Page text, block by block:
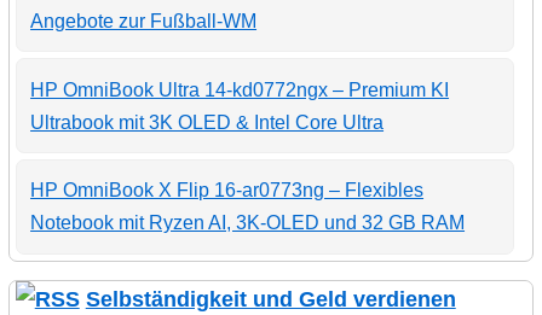
Angebote zur Fußball-WM
HP OmniBook Ultra 14-kd0772ngx – Premium KI
Ultrabook mit 3K OLED & Intel Core Ultra
HP OmniBook X Flip 16-ar0773ng – Flexibles
Notebook mit Ryzen AI, 3K-OLED und 32 GB RAM
Selbständigkeit und Geld verdienen